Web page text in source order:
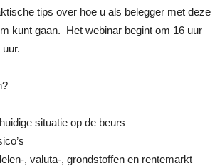
tips over hoe u als belegger met deze
kunt gaan. Het webinar begint om 16 uur
situatie op de beurs
, valuta-, grondstoffen en rentemarkt